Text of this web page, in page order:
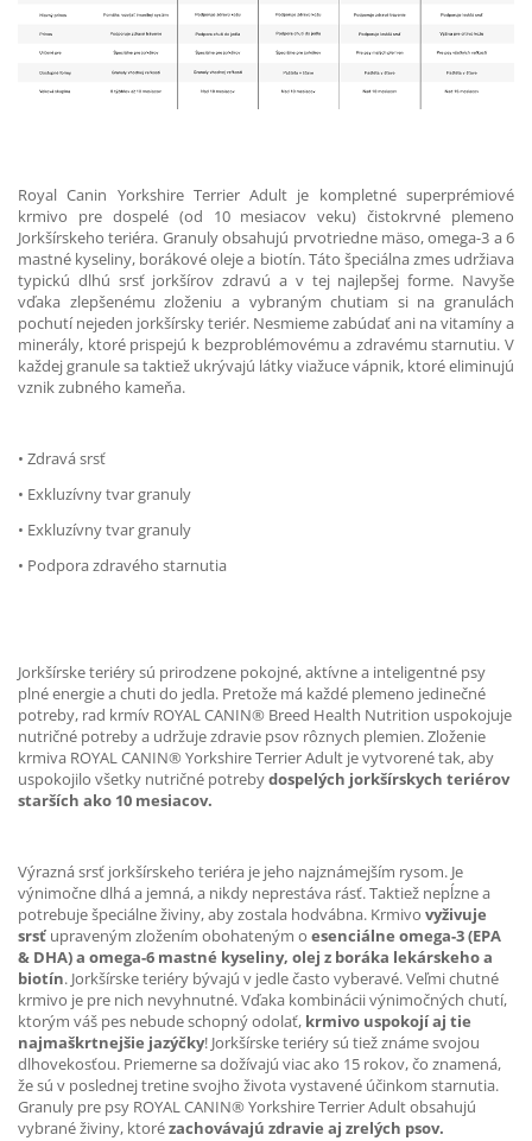
Royal Canin Yorkshire Terrier Adult je kompletné superprémiové
krmivo pre dospelé (od 10 mesiacov veku) čistokrvné plemeno
Jorkšírskeho teriéra. Granuly obsahujú prvotriedne mäso, omega-3 a 6
mastné kyseliny, borákové oleje a biotín. Táto špeciálna zmes udržiava
typickú dlhú srsť jorkšírov zdravú a v tej najlepšej forme. Navyše
vďaka zlepšenému zloženiu a vybraným chutiam si na granulách
pochutí nejeden jorkšírsky teriér. Nesmieme zabúdať ani na vitamíny a
minerály, ktoré prispejú k bezproblémovému a zdravému starnutiu. V
každej granule sa taktiež ukrývajú látky viažuce vápnik, ktoré eliminujú
vznik zubného kameňa.
• Zdravá srsť
• Exkluzívny tvar granuly
• Exkluzívny tvar granuly
• Podpora zdravého starnutia
Jorkšírske teriéry sú prirodzene pokojné, aktívne a inteligentné psy
plné energie a chuti do jedla. Pretože má každé plemeno jedinečné
potreby, rad krmív ROYAL CANIN® Breed Health Nutrition uspokojuje
nutričné potreby a udržuje zdravie psov rôznych plemien. Zloženie
krmiva ROYAL CANIN® Yorkshire Terrier Adult je vytvorené tak, aby
uspokojilo všetky nutričné potrebydospelých jorkšírskych teriérov
starších ako 10 mesiacov.
Výrazná srsť jorkšírskeho teriéra je jeho najznámejším rysom. Je
výnimočne dlhá a jemná, a nikdy neprestáva rásť. Taktiež nepĺzne a
potrebuje špeciálne živiny, aby zostala hodvábna. Krmivo vyživuje
srsť upraveným zložením obohateným o esenciálne omega-3 (EPA
& DHA) a omega-6 mastné kyseliny, olej z boráka lekárskeho a
biotín. Jorkšírske teriéry bývajú v jedle často vyberavé. Veľmi chutné
krmivo je pre nich nevyhnutné. Vďaka kombinácii výnimočných chutí,
ktorým váš pes nebude schopný odolať, krmivo uspokojí aj tie
najmaškrtnejšie jazýčky! Jorkšírske teriéry sú tiež známe svojou
dlhovekosťou. Priemerne sa dožívajú viac ako 15 rokov, čo znamená,
že sú v poslednej tretine svojho života vystavené účinkom starnutia.
Granuly pre psy ROYAL CANIN® Yorkshire Terrier Adult obsahujú
vybrané živiny, ktorézachovávajú zdravie aj zrelých psov.